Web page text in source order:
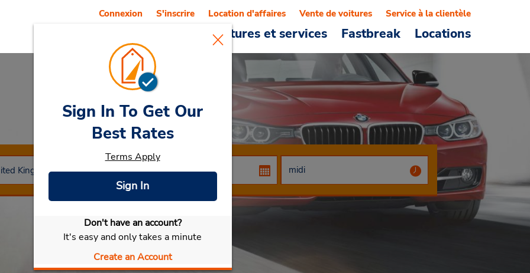
Voitures et services Fastbreak Locations
Connexion S'inscrire Location d'affaires Vente de voitures Service à la clientèle
Car RentalCardiff
Sélectionner ma voiture
Sign In To Get Our
Best Rates
Terms Apply
Sign In
Don't have an account?
It's easy and only takes a minute
Create an Account